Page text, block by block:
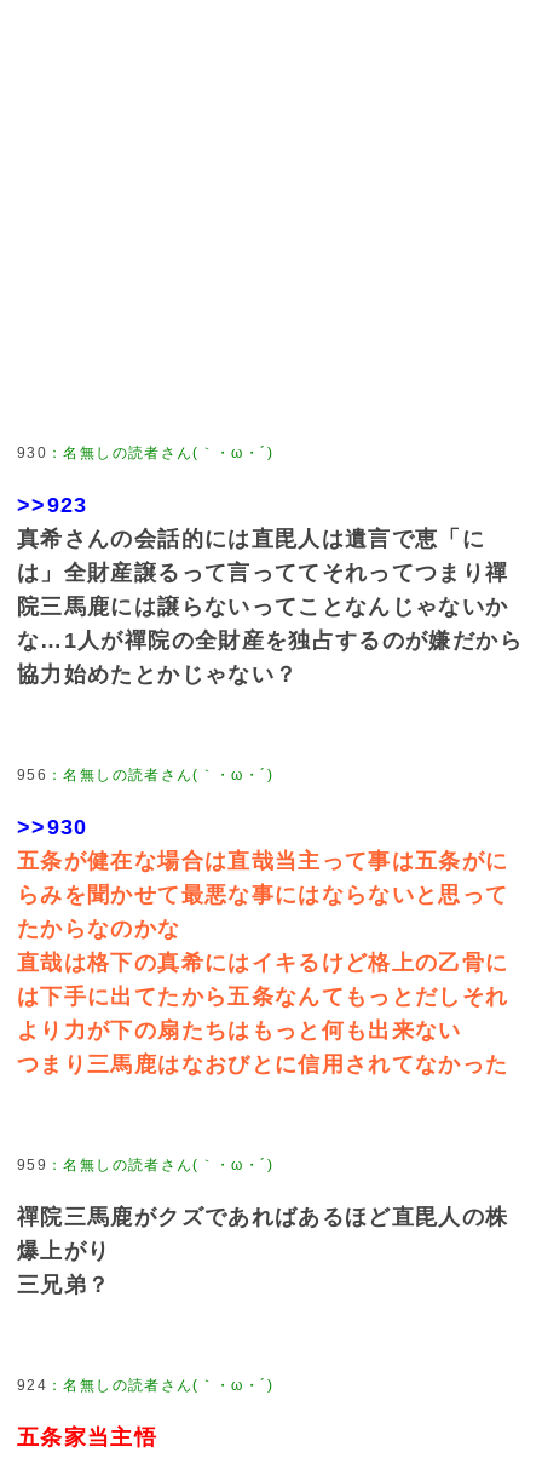
930 ：名無しの読者さん(｀・ω・´)
>>923
真希さんの会話的には直毘人は遺言で恵「に
は」全財産譲るって言っててそれってつまり禪
院三馬鹿には譲らないってことなんじゃないか
な…1人が禪院の全財産を独占するのが嫌だから
協力始めたとかじゃない？
956 ：名無しの読者さん(｀・ω・´)
>>930
五条が健在な場合は直哉当主って事は五条がに
らみを聞かせて最悪な事にはならないと思って
たからなのかな
直哉は格下の真希にはイキるけど格上の乙骨に
は下手に出てたから五条なんてもっとだしそれ
より力が下の扇たちはもっと何も出来ない
つまり三馬鹿はなおびとに信用されてなかった
959 ：名無しの読者さん(｀・ω・´)
禪院三馬鹿がクズであればあるほど直毘人の株
爆上がり
三兄弟？
924 ：名無しの読者さん(｀・ω・´)
五条家当主悟